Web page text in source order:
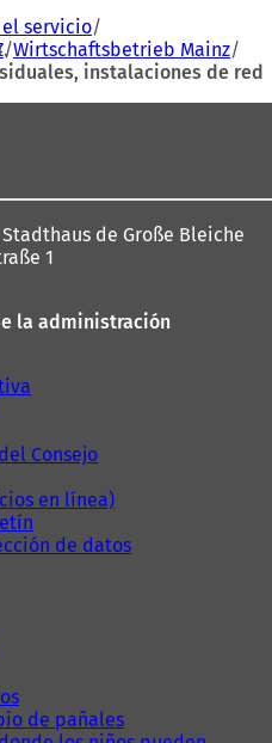
servicio
Wirtschaftsbetrieb Mainz
instalaciones de red
Stadthaus de Große Bleiche
1
la administración
Consejo
en línea)
de datos
de pañales